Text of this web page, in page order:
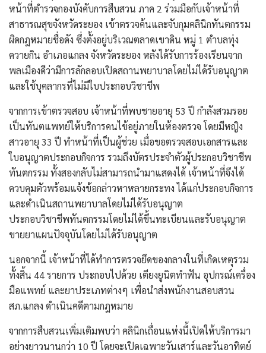
หน้าที่ตำรวจกองบังคับการสืบสวน ภาค 2 ร่วมมือกับเจ้าหน้าที่
สาธารณสุขจังหวัดระยอง เข้าตรวจค้นและจับกุมคลินิกทันตกรรม
ผิดกฎหมายชื่อดัง ซึ่งตั้งอยู่บริเวณตลาดเขาดิน หมู่ 1 ตำบลทุ่ง
ควายกิน อำเภอแกลง จังหวัดระยอง หลังได้รับการร้องเรียนจาก
พลเมืองดีว่ามีการลักลอบเปิดสถานพยาบาลโดยไม่ได้รับอนุญาต
และใช้บุคลากรที่ไม่มีใบประกอบวิชาชีพ
​จากการเข้าตรวจสอบ เจ้าหน้าที่พบชายอายุ 53 ปี กำลังสวมรอย
เป็นทันตแพทย์ให้บริการคนไข้อยู่ภายในห้องตรวจ โดยมีหญิง
สาวอายุ 33 ปี ทำหน้าที่เป็นผู้ช่วย เมื่อขอตรวจสอบเอกสารและ
ใบอนุญาตประกอบกิจการ รวมถึงบัตรประจำตัวผู้ประกอบวิชาชีพ
ทันตกรรม ทั้งสองกลับไม่สามารถนำมาแสดงได้ เจ้าหน้าที่จึงได้
ควบคุมตัวพร้อมแจ้งข้อกล่าวหาหลายกระทง ได้แก่​ประกอบกิจการ
และดำเนินสถานพยาบาลโดยไม่ได้รับอนุญาต
​ประกอบวิชาชีพทันตกรรมโดยไม่ได้ขึ้นทะเบียนและรับอนุญาต
​ขายยาแผนปัจจุบันโดยไม่ได้รับอนุญาต
​นอกจากนี้ เจ้าหน้าที่ได้ทำการตรวจยึดของกลางในที่เกิดเหตุรวม
ทั้งสิ้น 44 รายการ ประกอบไปด้วย เตียงยูนิตทำฟัน อุปกรณ์เครื่อง
มือแพทย์ และยาประเภทต่างๆ เพื่อนำส่งพนักงานสอบสวน
สภ.แกลง ดำเนินคดีตามกฎหมาย
​จากการสืบสวนเพิ่มเติมพบว่า คลินิกเถื่อนแห่งนี้เปิดให้บริการมา
อย่างยาวนานกว่า 10 ปี โดยจะเปิดเฉพาะวันเสาร์และวันอาทิตย์